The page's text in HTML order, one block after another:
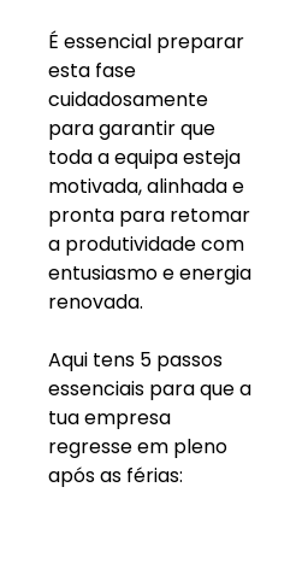
É essencial preparar
esta fase
cuidadosamente
para garantir que
toda a equipa esteja
motivada, alinhada e
pronta para retomar
a produtividade com
entusiasmo e energia
renovada.
Aqui tens 5 passos
essenciais para que a
tua empresa
regresse em pleno
após as férias: